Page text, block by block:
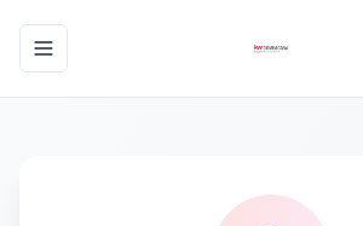
Toggle navigation menu